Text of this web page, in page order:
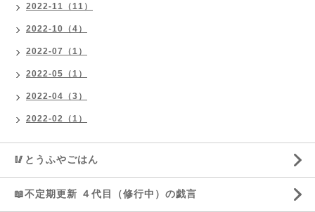
2022-11（11）
2022-10（4）
2022-07（1）
2022-05（1）
2022-04（3）
2022-02（1）
🥢とうふやごはん
📖不定期更新 ４代目（修行中）の戯言